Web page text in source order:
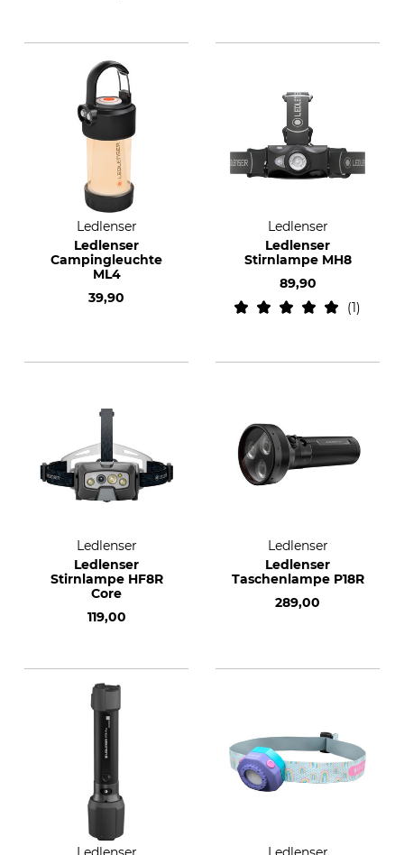
Ledlenser
Ledlenser
Campingleuchte
ML4
39,90
Ledlenser
Ledlenser
Stirnlampe MH8
89,90
1
Ledlenser
Ledlenser
Stirnlampe HF8R
Core
119,00
Ledlenser
Ledlenser
Taschenlampe P18R
289,00